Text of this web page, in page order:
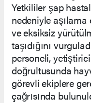
Yetkililer şap
nedeniyle aşılama
ve eksiksiz
taşıdığını
personeli,
doğrultusunda
görevli ekiplere
çağrısında